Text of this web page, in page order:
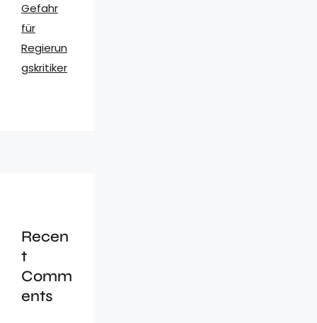
Gefahr
für
Regierun
gskritiker
Recen
t
Comm
ents